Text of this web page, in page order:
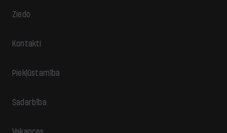
Ziedo
Kontakti
Piekļūstamība
Sadarbība